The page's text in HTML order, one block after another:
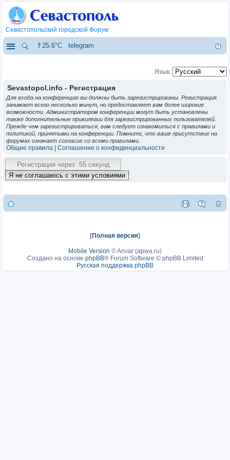
Севастопольский городской Форум
⇑25.6°C telegram
Язык:
Sevastopol.info - Регистрация
Для входа на конференцию вы должны быть зарегистрированы. Регистрация
занимает всего несколько минут, но предоставляет вам более широкие
возможности. Администратором конференции могут быть установлены
также дополнительные привилегии для зарегистрированных пользователей.
Прежде чем зарегистрироваться, вам следует ознакомиться с правилами и
политикой, принятыми на конференции. Помните, что ваше присутствие на
форумах означает согласие со всеми правилами.
Общие правила Соглашение о конфиденциальности
[Полная версия]
Mobile Version ©Anvar (apwa.ru)
Создано на основе phpBB® Forum Software © phpBB Limited
Русская поддержка phpBB